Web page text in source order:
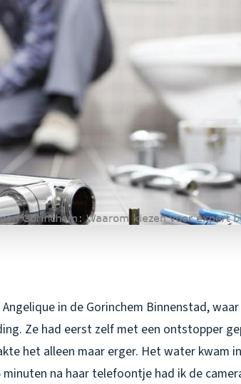
in de Gorinchem Binnenstad,
Ze had eerst zelf met een ontstopper
het alleen maar erger. Het water kwam
minuten na haar telefoontje had ik de